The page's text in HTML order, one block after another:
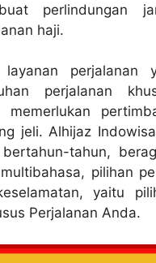
perlindungan
haji.
layanan perjalanan
perjalanan
jeli. Alhijaz
tahun,
pilihan
yaitu
Perjalanan Anda.